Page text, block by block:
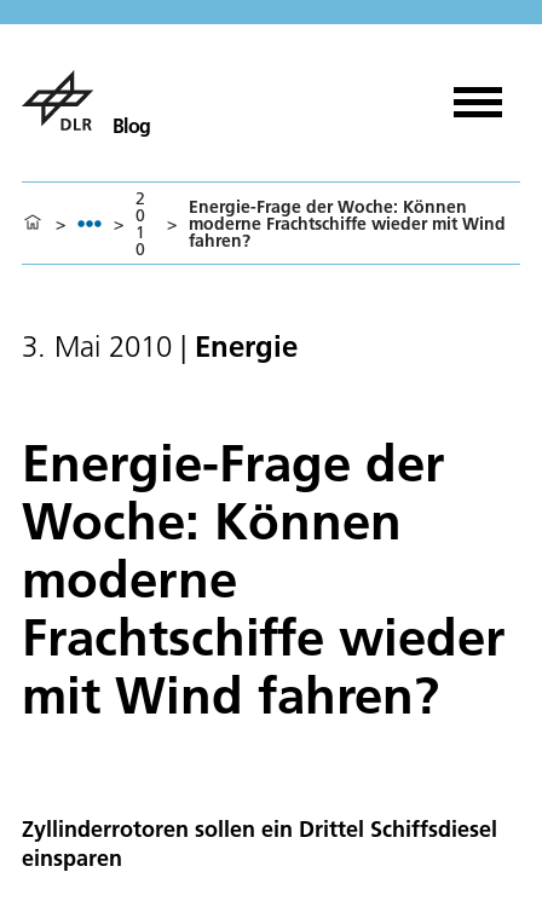
Blog
> >
2
0
1
0
>
Energie-Frage der Woche: Können
moderne Frachtschiffe wieder mit Wind
fahren?
3. Mai 2010 | Energie
Energie-Frage der
Woche: Können
moderne
Frachtschiffe wieder
mit Wind fahren?
Zyllinderrotoren sollen ein Drittel Schiffsdiesel
einsparen